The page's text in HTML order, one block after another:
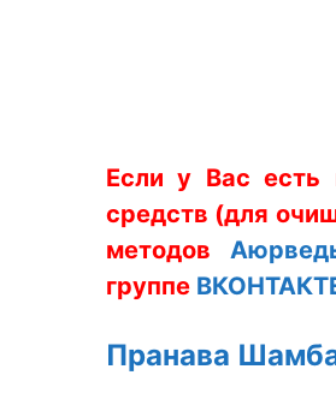
Если у Вас есть
средств (для
методов
группе
Пранава